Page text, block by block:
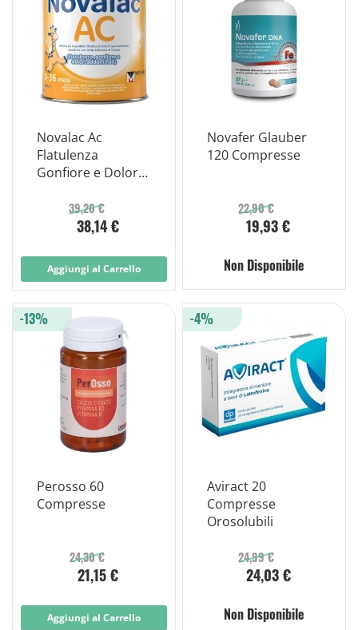
Novalac Ac
Flatulenza
Gonfiore e Dolori
Dalla Nascita 800g
39,20 €
38,14 €
Aggiungi al Carrello
Novafer Glauber
120 Compresse
22,90 €
19,93 €
Non Disponibile
Perosso 60
Compresse
24,30 €
21,15 €
-13%
Aggiungi al Carrello
Aviract 20
Compresse
Orosolubili
24,99 €
24,03 €
-4%
Non Disponibile